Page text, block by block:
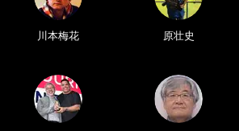
川本梅花 原壮史